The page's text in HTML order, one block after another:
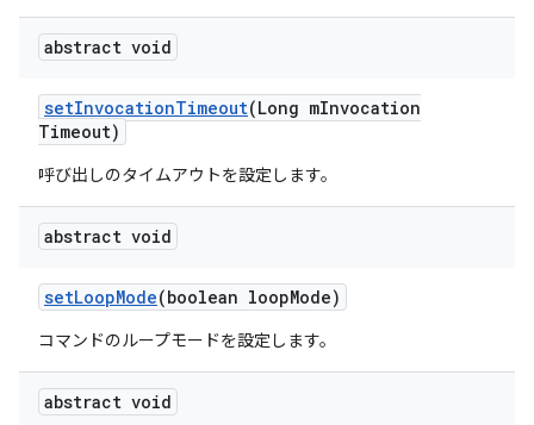
abstract void
setInvocationTimeout(Long mInvocation
Timeout)
呼び出しのタイムアウトを設定します。
abstract void
setLoopMode(boolean loopMode)
コマンドのループモードを設定します。
abstract void